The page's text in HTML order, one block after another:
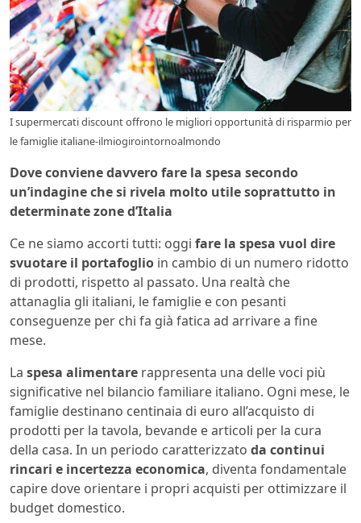
I supermercati discount offrono le migliori opportunità di risparmio per
le famiglie italiane-ilmiogirointornoalmondo
Dove conviene davvero fare la spesa secondo
un’indagine che si rivela molto utile soprattutto in
determinate zone d’Italia
Ce ne siamo accorti tutti: oggi fare la spesa vuol dire
svuotare il portafoglio in cambio di un numero ridotto
di prodotti, rispetto al passato. Una realtà che
attanaglia gli italiani, le famiglie e con pesanti
conseguenze per chi fa già fatica ad arrivare a fine
mese.
La spesa alimentare rappresenta una delle voci più
significative nel bilancio familiare italiano. Ogni mese, le
famiglie destinano centinaia di euro all’acquisto di
prodotti per la tavola, bevande e articoli per la cura
della casa. In un periodo caratterizzato da continui
rincari e incertezza economica, diventa fondamentale
capire dove orientare i propri acquisti per ottimizzare il
budget domestico.